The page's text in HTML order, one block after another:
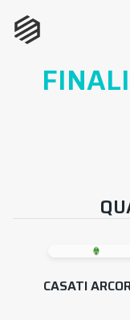
CASATI